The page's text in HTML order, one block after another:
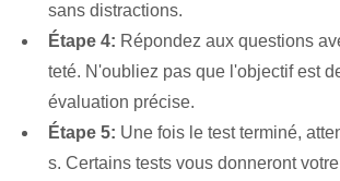
sans distractions.
Étape 4: Répondez aux questions
teté. N'oubliez pas que l'objectif est
évaluation précise.
Étape 5: Une fois le test terminé,
s. Certains tests vous donneront